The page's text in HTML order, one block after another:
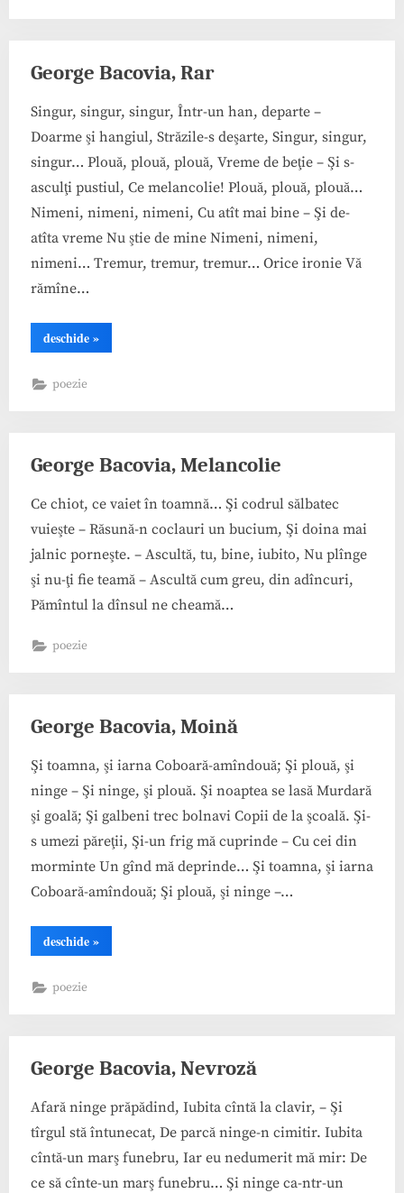
George Bacovia, Rar
Singur, singur, singur, Într-un han, departe –
Doarme şi hangiul, Străzile-s deşarte, Singur, singur,
singur… Plouă, plouă, plouă, Vreme de beţie – Şi s-
asculţi pustiul, Ce melancolie! Plouă, plouă, plouă…
Nimeni, nimeni, nimeni, Cu atît mai bine – Şi de-
atîta vreme Nu ştie de mine Nimeni, nimeni,
nimeni… Tremur, tremur, tremur… Orice ironie Vă
rămîne…
deschide“George
Bacovia,
»
poezie
George Bacovia, Melancolie
Ce chiot, ce vaiet în toamnă… Şi codrul sălbatec
vuieşte – Răsună-n coclauri un bucium, Şi doina mai
jalnic porneşte. – Ascultă, tu, bine, iubito, Nu plînge
şi nu-ţi fie teamă – Ascultă cum greu, din adîncuri,
Pămîntul la dînsul ne cheamă…
poezie
George Bacovia, Moină
Şi toamna, şi iarna Coboară-amîndouă; Şi plouă, şi
ninge – Şi ninge, şi plouă. Şi noaptea se lasă Murdară
şi goală; Şi galbeni trec bolnavi Copii de la şcoală. Şi-
s umezi păreţii, Şi-un frig mă cuprinde – Cu cei din
morminte Un gînd mă deprinde… Şi toamna, şi iarna
Coboară-amîndouă; Şi plouă, şi ninge –…
deschide“George
Bacovia,
»
poezie
George Bacovia, Nevroză
Afară ninge prăpădind, Iubita cîntă la clavir, – Şi
tîrgul stă întunecat, De parcă ninge-n cimitir. Iubita
cîntă-un marş funebru, Iar eu nedumerit mă mir: De
ce să cînte-un marş funebru… Şi ninge ca-ntr-un